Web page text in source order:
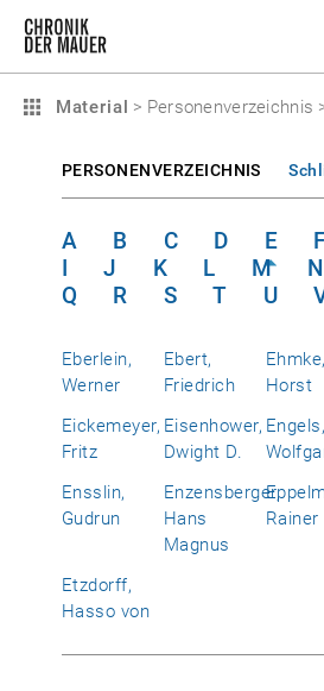
Material > Personenverzeichnis
PERSONENVERZEICHNIS
A B C D E F
I
J K L M N
Q
R S T U
Eberlein,
Werner
Ebert,
Friedrich
Ehmke,
Horst
Eickemeyer,
Fritz
Eisenhower,
Dwight D.
Engels,
Ensslin,
Gudrun
Enzensberger,
Hans
Magnus
Rainer
Etzdorff,
Hasso von